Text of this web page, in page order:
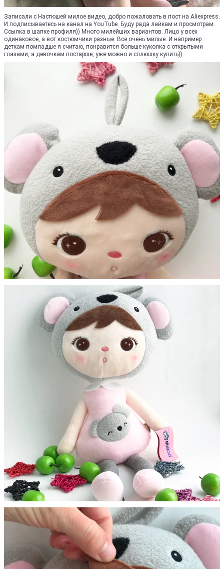
Записали с Настюшей милое видео, добро пожаловать в пост на Aliexpress.
И подписываетесь на канал на YouTube. Буду рада лайкам и просмотрам.
Ссылка в шапке профиля)) Много милейших вариантов. Лицо у всех
одинаковое, а вот костюмчики разные. Все очень милые. И например
деткам помладше я считаю, понравится больше куколка с открытыми
глазами, а девочкам постарше, уже можно и сплюшку купить))